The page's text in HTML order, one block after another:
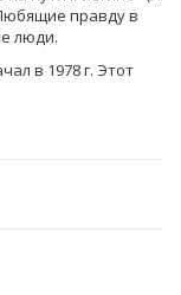
правду в
люди.
в 1978 г. Этот